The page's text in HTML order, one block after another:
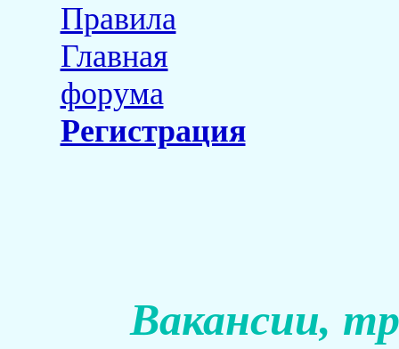
Правила
Главная
форума
Регистрация
Вакансии,